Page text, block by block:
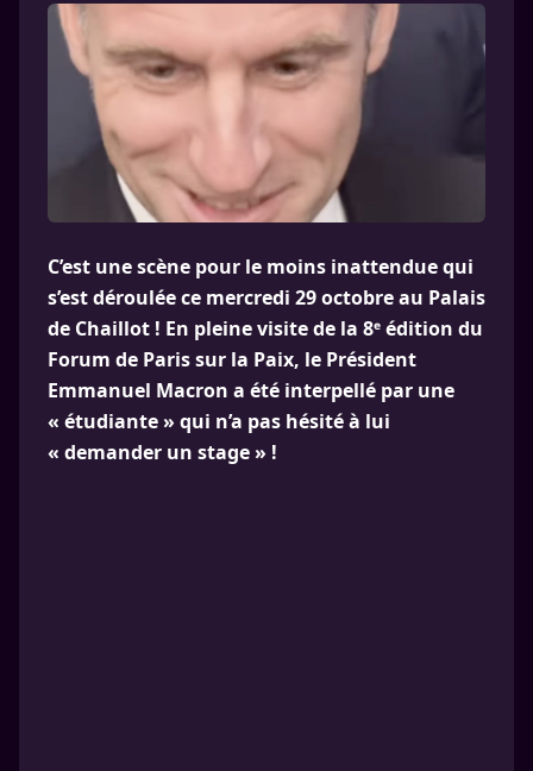
C’est une scène pour le moins inattendue qui
s’est déroulée ce mercredi 29 octobre au Palais
de Chaillot ! En pleine visite de la 8ᵉ édition du
Forum de Paris sur la Paix, le Président
Emmanuel Macron a été interpellé par une
« étudiante » qui n’a pas hésité à lui
« demander un stage » !